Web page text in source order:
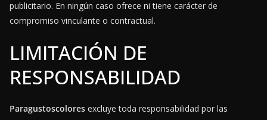
publicitario. En ningún caso ofrece ni tiene carácter de
compromiso vinculante o contractual.
LIMITACIÓN DE
RESPONSABILIDAD
Paragustoscolores excluye toda responsabilidad por las